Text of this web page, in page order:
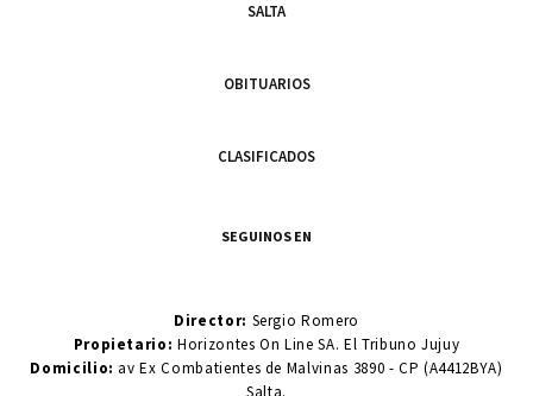
SALTA
OBITUARIOS
CLASIFICADOS
SEGUINOS EN
Director: Sergio Romero
Propietario:Horizontes On Line SA. El Tribuno Jujuy
Domicilio: av Ex Combatientes de Malvinas 3890 - CP (A4412BYA)